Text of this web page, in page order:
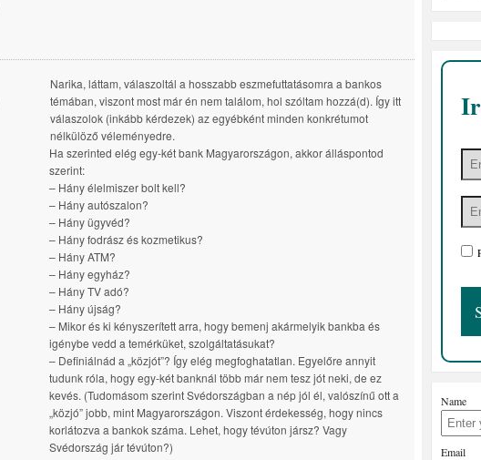
Narika, láttam, válaszoltál a hosszabb eszmefuttatásomra a bankos
témában, viszont most már én nem találom, hol szóltam hozzá(d). Így itt
válaszolok (inkább kérdezek) az egyébként minden konkrétumot
nélkülöző véleményedre.
Ha szerinted elég egy-két bank Magyarországon, akkor álláspontod
szerint:
– Hány élelmiszer bolt kell?
– Hány autószalon?
– Hány ügyvéd?
– Hány fodrász és kozmetikus?
– Hány ATM?
– Hány egyház?
– Hány TV adó?
– Hány újság?
– Mikor és ki kényszerített arra, hogy bemenj akármelyik bankba és
igénybe vedd a temérküket, szolgáltatásukat?
– Definiálnád a „közjót”? Így elég megfoghatatlan. Egyelőre annyit
tudunk róla, hogy egy-két banknál több már nem tesz jót neki, de ez
kevés. (Tudomásom szerint Svédországban a nép jól él, valószínű ott a
„közjó” jobb, mint Magyarországon. Viszont érdekesség, hogy nincs
korlátozva a bankok száma. Lehet, hogy tévúton jársz? Vagy
Svédország jár tévúton?)
Name
Email